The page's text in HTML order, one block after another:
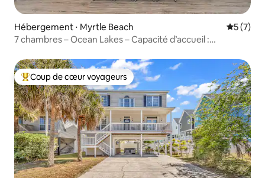
Hébergement ⋅ Myrtle Beach
5 (7)
7 chambres – Ocean Lakes – Capacité d’accueil :
Coups de cœur voyageurs les plus appréciés
Coup de cœur voyageurs